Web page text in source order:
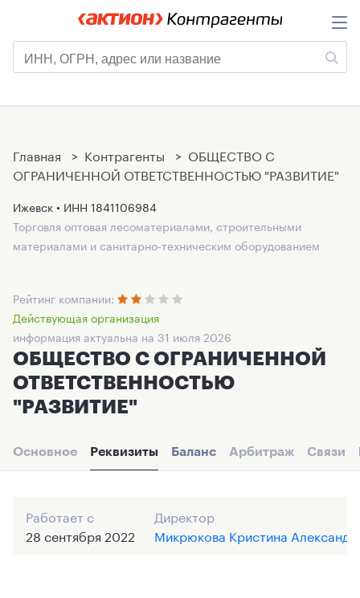
Главная > Контрагенты > ОБЩЕСТВО С
ОГРАНИЧЕННОЙ ОТВЕТСТВЕННОСТЬЮ "РАЗВИТИЕ"
Ижевск • ИНН 1841106984
Торговля оптовая лесоматериалами, строительными
материалами и санитарно-техническим оборудованием
Рейтинг компании:
Действующая организация
информация актуальна на 31 июля 2026
ОБЩЕСТВО С ОГРАНИЧЕННОЙ
ОТВЕТСТВЕННОСТЬЮ
"РАЗВИТИЕ"
Основное Реквизиты Баланс Арбитраж Связи
Работает с
28 сентября 2022
Директор
Микрюкова Кристина